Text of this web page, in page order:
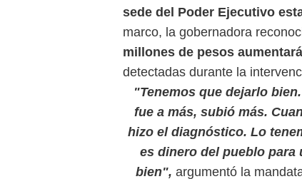
sede del Poder Ejecutivo
marco, la gobernadora
millones de pesos aumentará
detectadas durante la
"Tenemos que dejarlo
fue a más, subió más.
hizo el diagnóstico. Lo
es dinero del pueblo
bien", argumentó la